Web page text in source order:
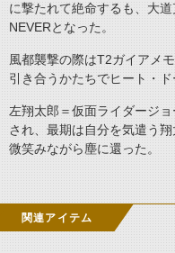
に撃たれて絶命するも、大
NEVERとなった。
風都襲撃の際はT2ガイアメ
引き合うかたちでヒート・ド
左翔太郎＝仮面ライダージ
され、最期は自分を気遣う
微笑みながら塵に還った。
関連アイテム